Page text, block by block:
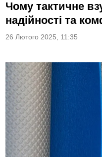
Чому тактичне
надійності та
26 Лютого 2025, 11:35